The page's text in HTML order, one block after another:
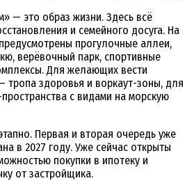
— это образ жизни. Здесь всё
и семейного досуга. На
прогулочные аллеи,
верёвочный парк, спортивные
Для желающих вести
тропа здоровья и воркаут-зоны, для
с видами на морскую
Первая и вторая очередь уже
в 2027 году. Уже сейчас открыты
покупки в ипотеку и
от застройщика.